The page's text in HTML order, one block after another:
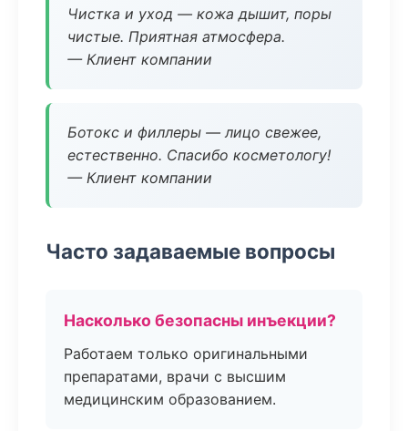
Чистка и уход — кожа дышит, поры
чистые. Приятная атмосфера.
— Клиент компании
Ботокс и филлеры — лицо свежее,
естественно. Спасибо косметологу!
— Клиент компании
Часто задаваемые вопросы
Насколько безопасны инъекции?
Работаем только оригинальными
препаратами, врачи с высшим
медицинским образованием.